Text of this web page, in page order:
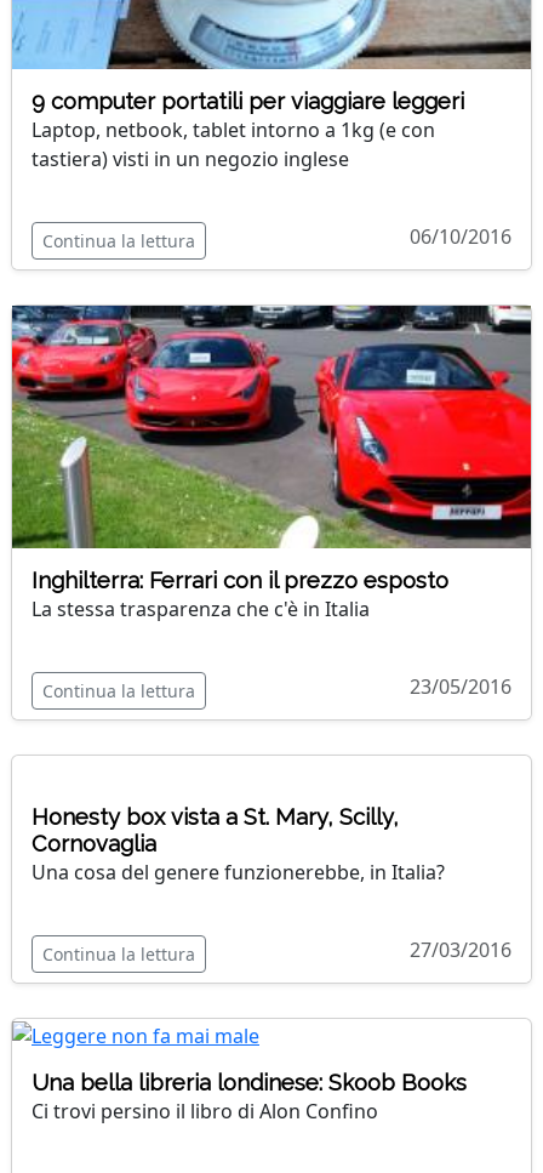
9 computer portatili per viaggiare leggeri
Laptop, netbook, tablet intorno a 1kg (e con
tastiera) visti in un negozio inglese
Continua la lettura 06/10/2016
Inghilterra: Ferrari con il prezzo esposto
La stessa trasparenza che c'è in Italia
Continua la lettura 23/05/2016
Honesty box vista a St. Mary, Scilly,
Cornovaglia
Una cosa del genere funzionerebbe, in Italia?
Continua la lettura 27/03/2016
Una bella libreria londinese: Skoob Books
Ci trovi persino il libro di Alon Confino